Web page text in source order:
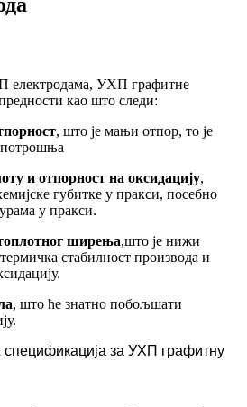
електродама, УХП графитне
као што следи:
, што је мањи отпор, то је
и отпорност на оксидацију,
губитке у пракси, посебно
у пракси.
ширења,што је нижи
термичка стабилност производа и
, што ће знатно побољшати
за УХП графитну